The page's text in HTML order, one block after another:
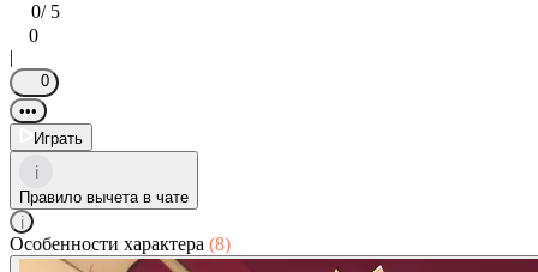
0/ 5
0
|
0
•••
Играть
i
Правило вычета в чате
i
Особенности характера (8)